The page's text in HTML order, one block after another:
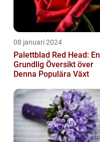
08 januari 2024
Palettblad Red Head: En
Grundlig Översikt över
Denna Populära Växt